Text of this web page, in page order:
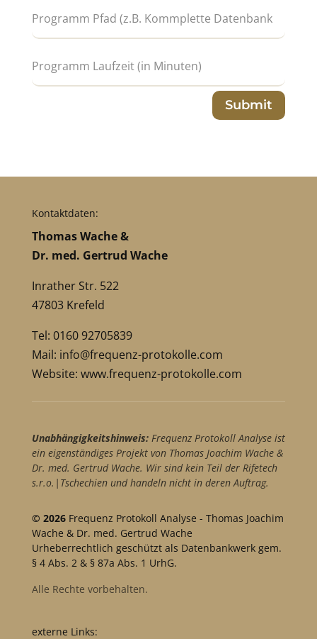
Submit
Kontaktdaten:
Thomas Wache &
Dr. med. Gertrud Wache
Inrather Str. 522
47803 Krefeld
Tel: 0160 92705839
Mail: info@frequenz-protokolle.com
Website: www.frequenz-protokolle.com
Unabhängigkeitshinweis:Frequenz Protokoll Analyse ist
ein eigenständiges Projekt von Thomas Joachim Wache &
Dr. med. Gertrud Wache. Wir sind kein Teil der Rifetech
s.r.o.|Tschechien und handeln nicht in deren Auftrag.
© 2026 Frequenz Protokoll Analyse - Thomas Joachim
Wache & Dr. med. Gertrud Wache
Urheberrechtlich geschützt als Datenbankwerk gem.
§ 4 Abs. 2 & § 87a Abs. 1 UrhG.
Alle Rechte vorbehalten.
externe Links: